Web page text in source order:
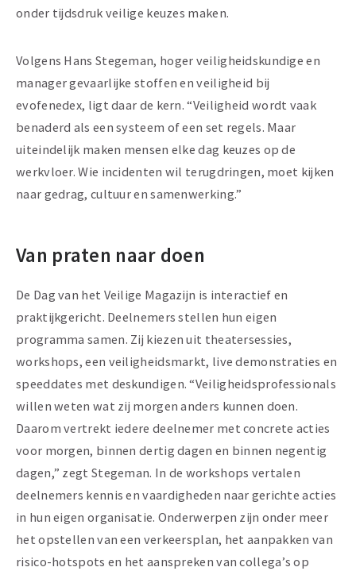
onder tijdsdruk veilige keuzes maken.
Volgens Hans Stegeman, hoger veiligheidskundige en
manager gevaarlijke stoffen en veiligheid bij
evofenedex, ligt daar de kern. “Veiligheid wordt vaak
benaderd als een systeem of een set regels. Maar
uiteindelijk maken mensen elke dag keuzes op de
werkvloer. Wie incidenten wil terugdringen, moet kijken
naar gedrag, cultuur en samenwerking.”
Van praten naar doen
De Dag van het Veilige Magazijn is interactief en
praktijkgericht. Deelnemers stellen hun eigen
programma samen. Zij kiezen uit theatersessies,
workshops, een veiligheidsmarkt, live demonstraties en
speeddates met deskundigen. “Veiligheidsprofessionals
willen weten wat zij morgen anders kunnen doen.
Daarom vertrekt iedere deelnemer met concrete acties
voor morgen, binnen dertig dagen en binnen negentig
dagen,” zegt Stegeman. In de workshops vertalen
deelnemers kennis en vaardigheden naar gerichte acties
in hun eigen organisatie. Onderwerpen zijn onder meer
het opstellen van een verkeersplan, het aanpakken van
risico-hotspots en het aanspreken van collega’s op